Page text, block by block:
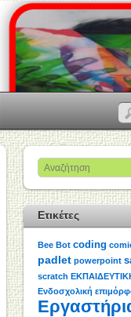
Ετικέτες
Bee Bot coding
padlet powerpoint
scratch
Ενδοσχολική